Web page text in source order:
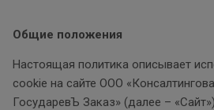
Общие положения
Настоящая политика описывает
cookie на сайте ООО
ГосударевЪ Заказ» (далее –